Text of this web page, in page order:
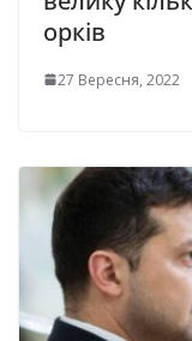
орків
27 Вересня, 2022